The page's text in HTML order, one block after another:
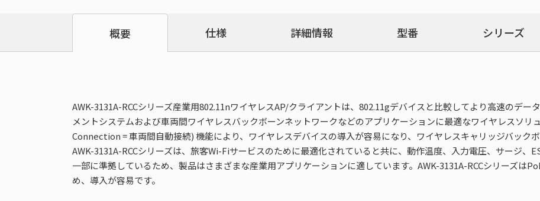
概要 仕様 詳細情報 型番 シリーズ
AWK-3131A-RCCシリーズ産業用802.11nワイヤレスAP/クライアントは、802.11gデバイスと比較してより高速のデ
メントシステムおよび車両間ワイヤレスバックボーンネットワークなどのアプリケーションに最適なワイヤレスソリ
Connection = 車両間自動接続) 機能により、ワイヤレスデバイスの導入が容易になり、ワイヤレスキャリッジバック
AWK-3131A-RCCシリーズは、旅客Wi-Fiサービスのために最適化されていると共に、動作温度、入力電圧、サージ、
一部に準拠しているため、製品はさまざまな産業用アプリケーションに適しています。AWK-3131A-RCCシリーズは
め、導入が容易です。